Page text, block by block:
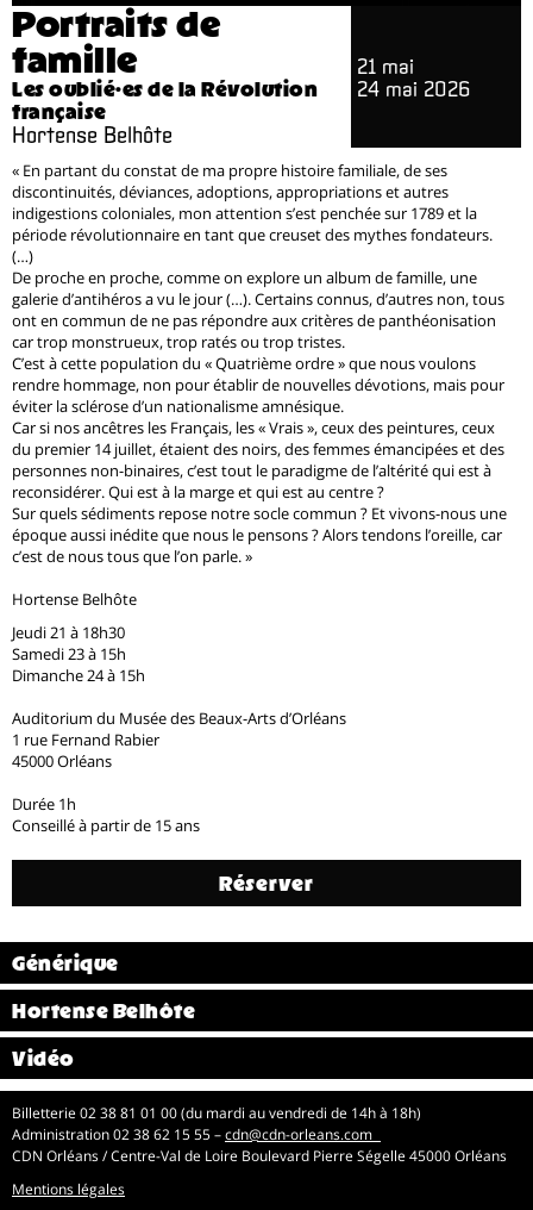
Portraits de
famille
Les oublié·es de la Révolution
française
Hortense Belhôte
21 mai
24 mai 2026
« En partant du constat de ma propre histoire familiale, de ses
discontinuités, déviances, adoptions, appropriations et autres
indigestions coloniales, mon attention s’est penchée sur 1789 et la
période révolutionnaire en tant que creuset des mythes fondateurs.
(…)
De proche en proche, comme on explore un album de famille, une
galerie d’antihéros a vu le jour (…). Certains connus, d’autres non, tous
ont en commun de ne pas répondre aux critères de panthéonisation
car trop monstrueux, trop ratés ou trop tristes.
C’est à cette population du « Quatrième ordre » que nous voulons
rendre hommage, non pour établir de nouvelles dévotions, mais pour
éviter la sclérose d’un nationalisme amnésique.
Car si nos ancêtres les Français, les « Vrais », ceux des peintures, ceux
du premier 14 juillet, étaient des noirs, des femmes émancipées et des
personnes non-binaires, c’est tout le paradigme de l’altérité qui est à
reconsidérer. Qui est à la marge et qui est au centre ?
Sur quels sédiments repose notre socle commun ? Et vivons-nous une
époque aussi inédite que nous le pensons ? Alors tendons l’oreille, car
c’est de nous tous que l’on parle. »
Hortense Belhôte
Jeudi 21 à 18h30
Samedi 23 à 15h
Dimanche 24 à 15h
Auditorium du Musée des Beaux-Arts d’Orléans
1 rue Fernand Rabier
45000 Orléans
Durée 1h
Conseillé à partir de 15 ans
Réserver
Générique
Hortense Belhôte
Vidéo
Billetterie 02 38 81 01 00 (du mardi au vendredi de 14h à 18h)
Administration 02 38 62 15 55 –cdn@cdn-orleans.com
CDN Orléans / Centre-Val de Loire Boulevard Pierre Ségelle 45000 Orléans
Mentions légales